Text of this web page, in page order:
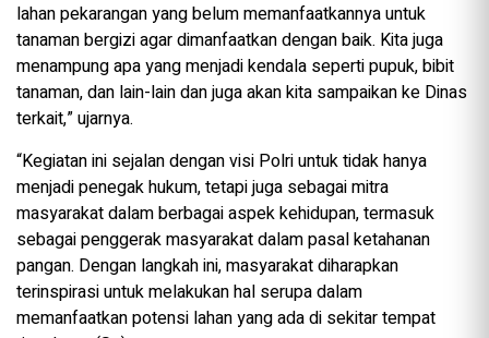
lahan pekarangan yang belum memanfaatkannya untuk
tanaman bergizi agar dimanfaatkan dengan baik. Kita juga
menampung apa yang menjadi kendala seperti pupuk, bibit
tanaman, dan lain-lain dan juga akan kita sampaikan ke Dinas
terkait,” ujarnya.
“Kegiatan ini sejalan dengan visi Polri untuk tidak hanya
menjadi penegak hukum, tetapi juga sebagai mitra
masyarakat dalam berbagai aspek kehidupan, termasuk
sebagai penggerak masyarakat dalam pasal ketahanan
pangan. Dengan langkah ini, masyarakat diharapkan
terinspirasi untuk melakukan hal serupa dalam
memanfaatkan potensi lahan yang ada di sekitar tempat